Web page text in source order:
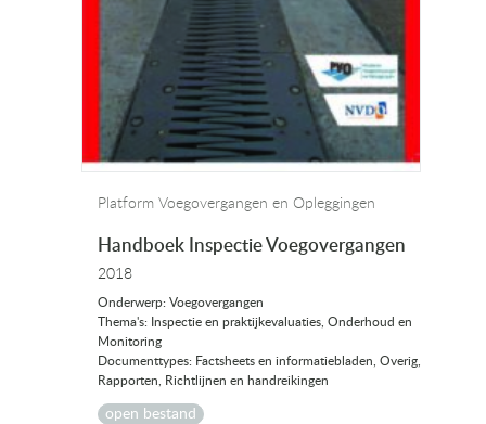
Platform Voegovergangen en Opleggingen
Handboek Inspectie Voegovergangen
2018
Onderwerp: Voegovergangen
Thema's: Inspectie en praktijkevaluaties, Onderhoud en
Monitoring
Documenttypes: Factsheets en informatiebladen, Overig,
Rapporten, Richtlijnen en handreikingen
open bestand